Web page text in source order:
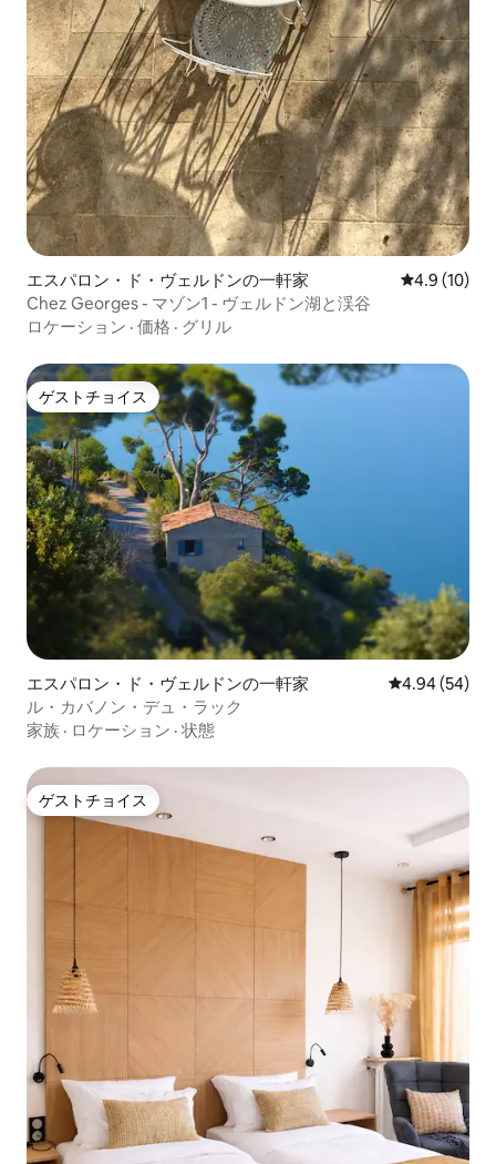
エスパロン・ド・ヴェルドンの一軒家 レビュー10
4.9 (10)
Chez Georges - マゾン1 - ヴェルドン湖と渓谷
ロケーション · 価格 · グリル
ゲストチョイス
ゲストチョイス
エスパロン・ド・ヴェルドンの一軒家 レビュー54
4.94 (54)
ル・カバノン・デュ・ラック
家族 · ロケーション · 状態
ゲストチョイス
ゲストチョイス